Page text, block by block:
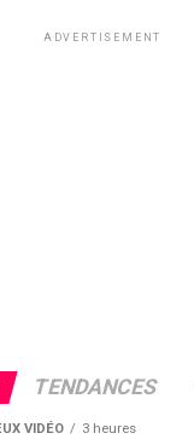
ADVERTISEMENT
TENDANCES
VIDÉO 3 heures